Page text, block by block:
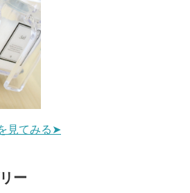
見てみる➤
ー